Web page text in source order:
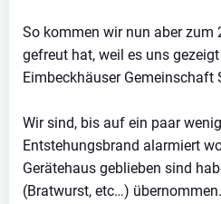
So kommen wir nun aber zum
gefreut hat, weil es uns
Eimbeckhäuser Gemeinschaft
Wir sind, bis auf ein paar
Entstehungsbrand alarmiert
Gerätehaus geblieben sind
(Bratwurst, etc…)